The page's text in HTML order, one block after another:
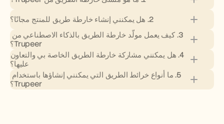
2. هل يمكنني إنشاء خارطة طريق للمنتج مجانًا؟
Trupeer؟
عليها؟
Trupeer؟